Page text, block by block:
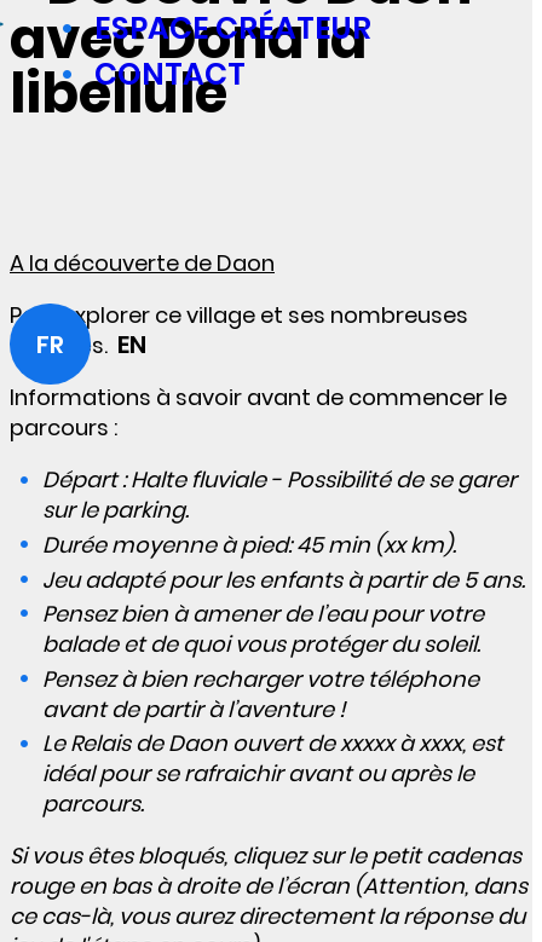
ESPACE CRÉATEUR
CONTACT
FR EN
avec Dona la
libellule
A la découverte de Daon
Pars explorer ce village et ses nombreuses
activités.
Informations à savoir avant de commencer le
parcours :
Départ : Halte fluviale - Possibilité de se garer
sur le parking.
Durée moyenne à pied: 45 min (xx km).
Jeu adapté pour les enfants à partir de 5 ans.
Pensez bien à amener de l’eau pour votre
balade et de quoi vous protéger du soleil.
Pensez à bien recharger votre téléphone
avant de partir à l’aventure !
Le Relais de Daon ouvert de xxxxx à xxxx, est
idéal pour se rafraichir avant ou après le
parcours.
Si vous êtes bloqués, cliquez sur le petit cadenas
rouge en bas à droite de l’écran (Attention, dans
ce cas-là, vous aurez directement la réponse du